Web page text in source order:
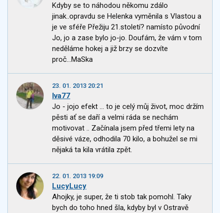
Kdyby se to náhodou někomu zdálo
jinak..opravdu se Helenka vyměnila s Vlastou a
je ve sféře Přežiju 21.století? namísto původní
Jo, jo a zase bylo jo-jo. Doufám, že vám v tom
neděláme hokej a již brzy se dozvíte
proč...MaSka
23. 01. 2013 20:21
Iva77
Jo - jojo efekt ... to je celý můj život, moc držím
pěsti ať se daří a velmi ráda se nechám
motivovat .. Začínala jsem před třemi lety na
děsivé váze, odhodila 70 kilo, a bohužel se mi
nějaká ta kila vrátila zpět.
22. 01. 2013 19:09
LucyLucy
Ahojky, je super, že ti stob tak pomohl. Taky
bych do toho hned šla, kdyby byl v Ostravě